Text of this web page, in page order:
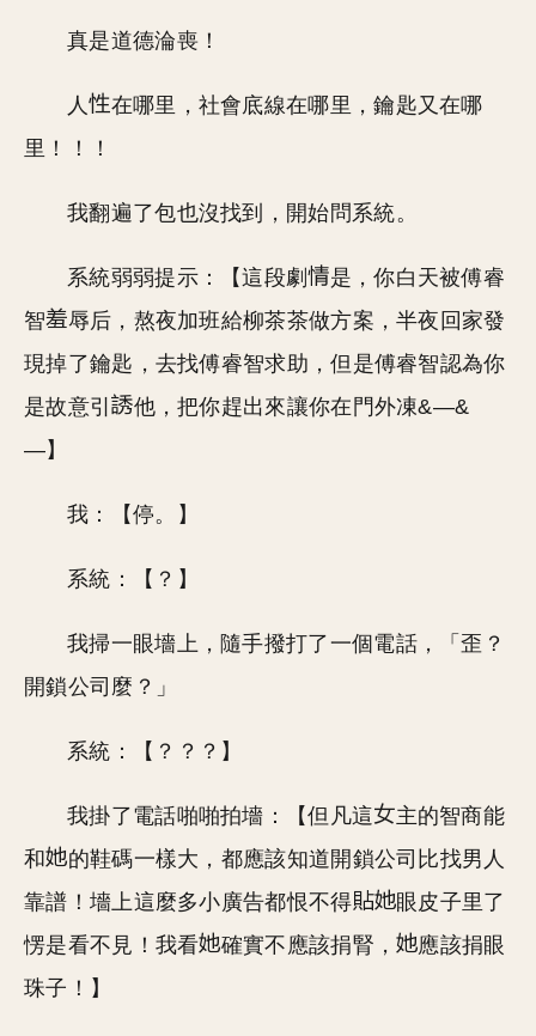
真是道德淪喪！
人
在哪里，社會底線在哪里，鑰匙又在哪
里！！！
我翻遍了包也沒找到，開始問系統。
系統弱弱提示：【這段劇
是，你白天被傅睿
智
辱后，熬夜加班給柳茶茶做方案，半夜回家發
現掉了鑰匙，去找傅睿智求助，但是傅睿智認為你
是故意引
他，把你趕出來讓你在門外凍&—&
—】
我：【停。】
系統：【？】
我掃一眼墻上，隨手撥打了一個電話，「歪？
開鎖公司麼？」
系統：【？？？】
我掛了電話啪啪拍墻：【但凡這
主的智商能
和
的鞋碼一樣大，都應該知道開鎖公司比找男人
靠譜！墻上這麼多小廣告都恨不得
眼皮子里了
愣是看不見！我看
確實不應該捐腎，
應該捐眼
珠子！】